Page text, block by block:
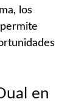
los
en